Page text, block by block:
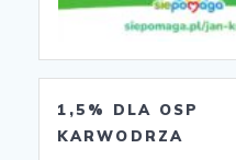
1,5% DLA OSP
KARWODRZA